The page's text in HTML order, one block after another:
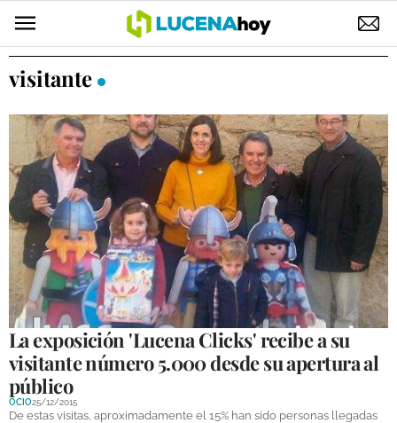
POLÍTICA
ELECCIONES
SUCESOS
ECONOMÍA
DESARROLLO LOCAL
LUCENA EMPRESAS
OCIO
COFRADÍAS
DEPORTES
visitante
La exposición 'Lucena Clicks' recibe a su
visitante número 5.000 desde su apertura al
público
OCIO25/12/2015
De estas visitas, aproximadamente el 15% han sido personas llegadas